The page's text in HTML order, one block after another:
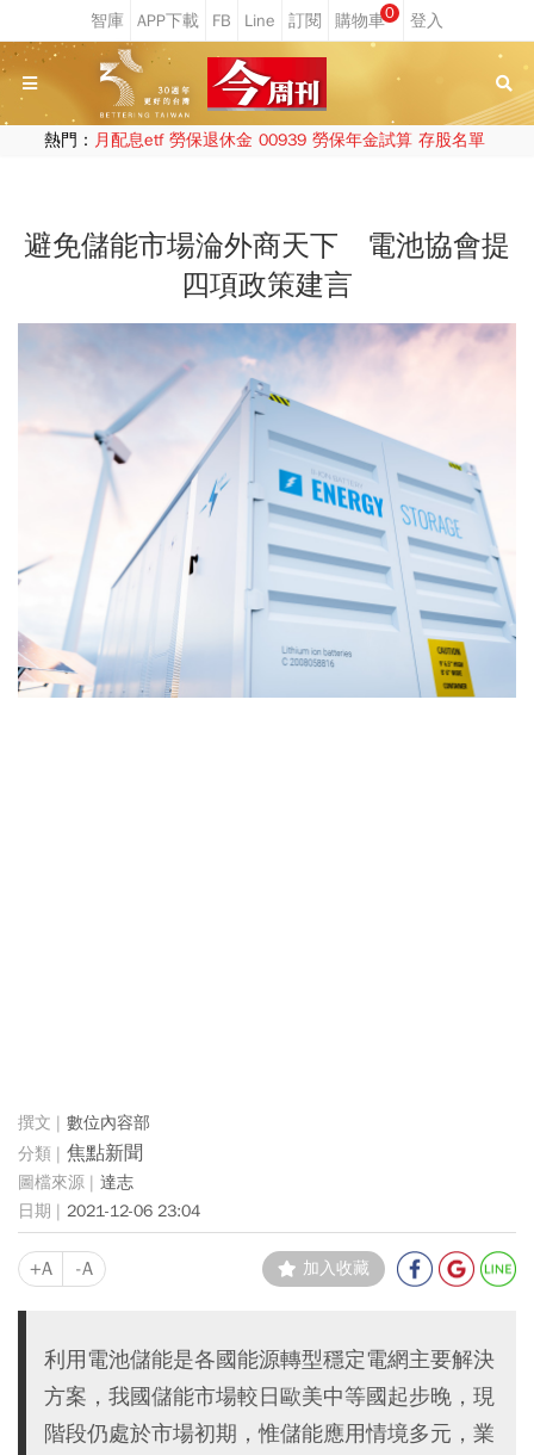
0
熱門： 月配息etf 勞保退休金 00939 勞保年金試算 存股名單
避免儲能市場淪外商天下 電池協會提
四項政策建言
數位內容部
焦點新聞
達志
2021-12-06 23:04
+A -A 加入收藏
利用電池儲能是各國能源轉型穩定電網主要解決
方案，我國儲能市場較日歐美中等國起步晚，現
階段仍處於市場初期，惟儲能應用情境多元，業